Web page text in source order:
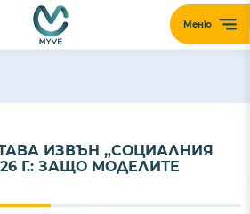
Меню
ИЗВЪН „СОЦИАЛНИЯ
Г.: ЗАЩО МОДЕЛИТЕ